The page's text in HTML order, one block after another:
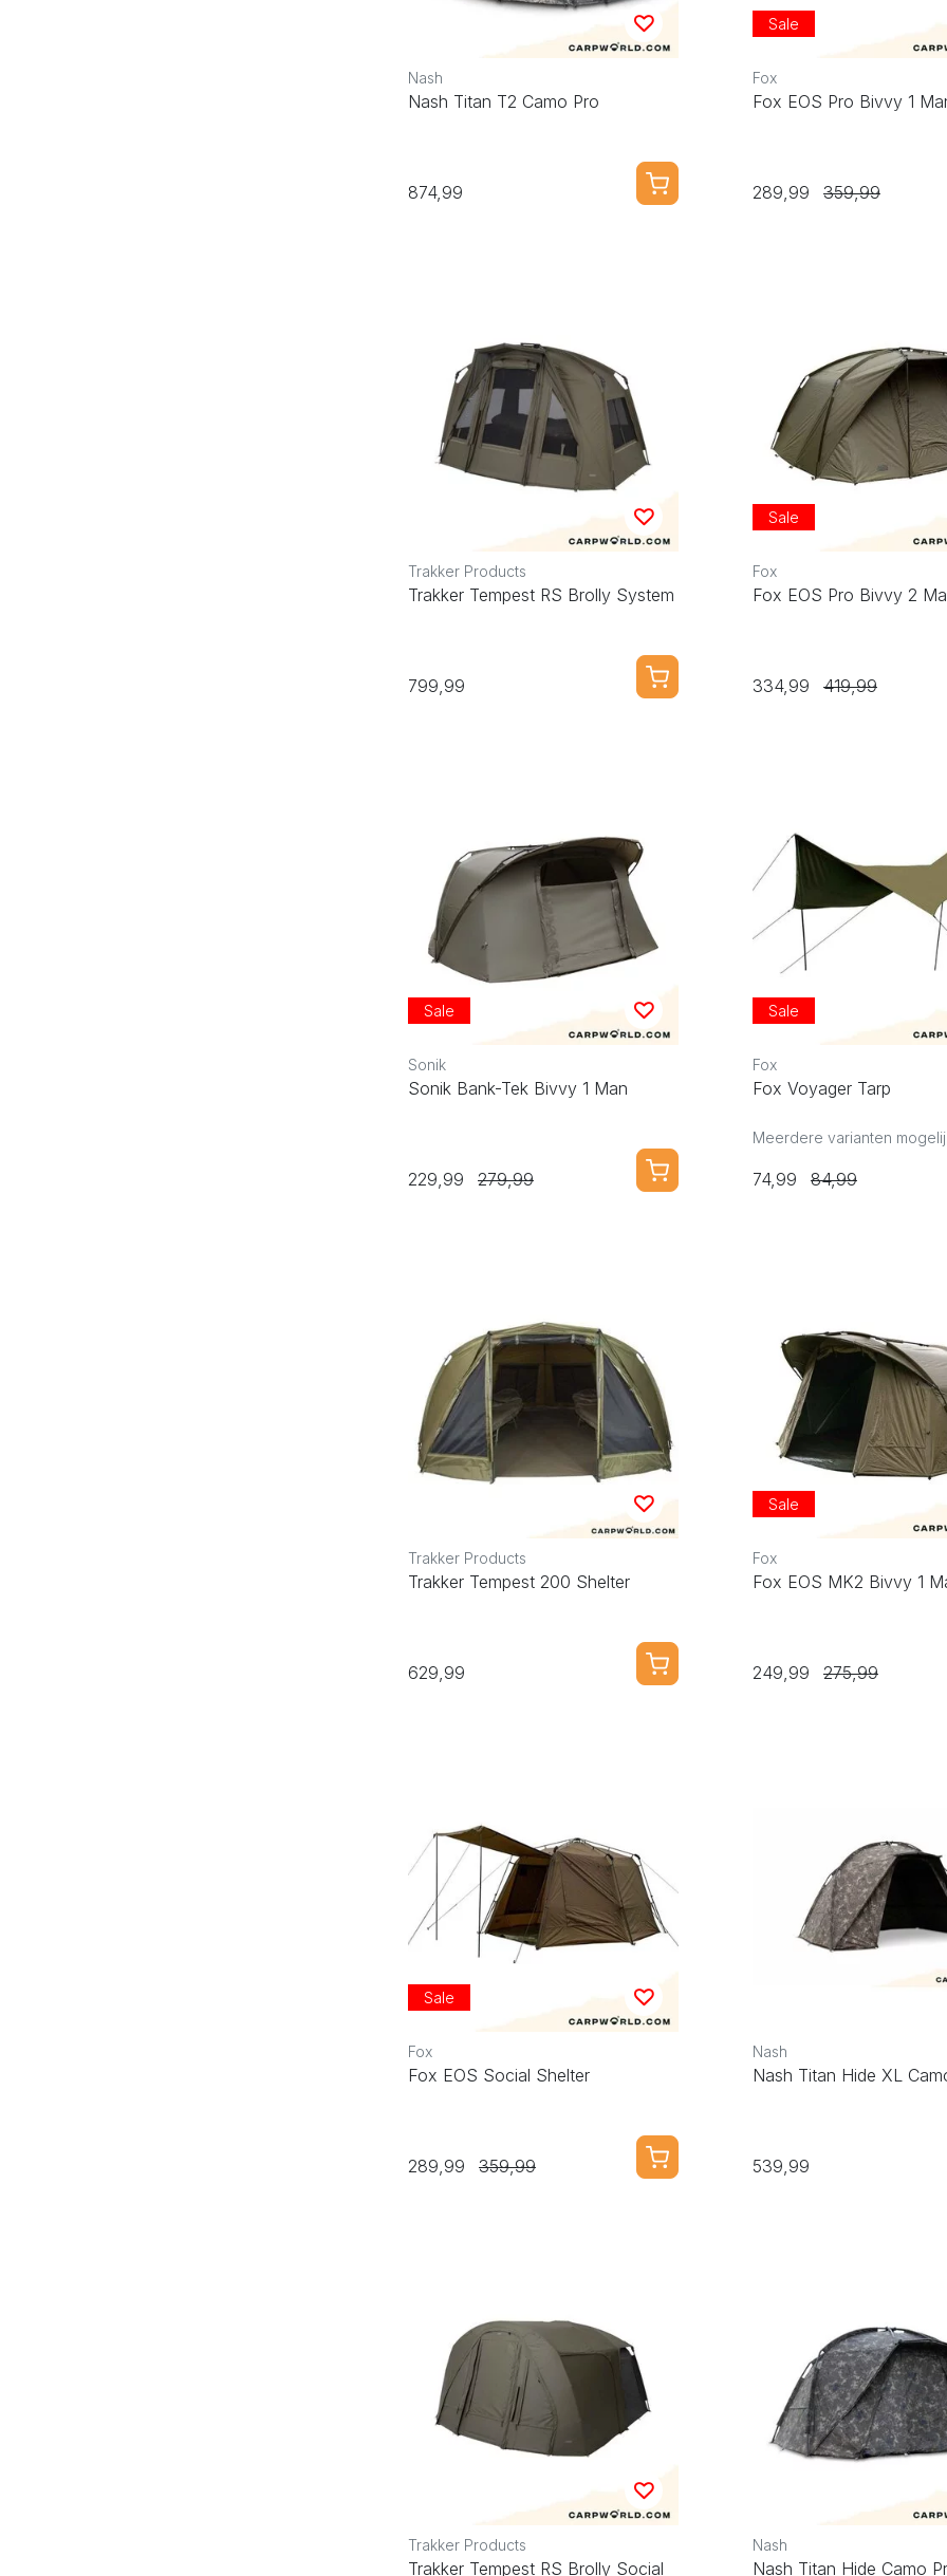
Nash
Nash Titan T2 Camo Pro
874,99
Sale
Fox
Fox EOS Pro Bivvy 1
289,99 359,99
Trakker Products
Trakker Tempest RS Brolly System
799,99
Sale
Fox
Fox EOS Pro Bivvy 2
334,99 419,99
Sale
Sonik
Sonik Bank-Tek Bivvy 1 Man
229,99 279,99
Sale
Fox
Fox Voyager Tarp
Meerdere varianten
74,99 84,99
Trakker Products
Trakker Tempest 200 Shelter
629,99
Sale
Fox
Fox EOS MK2 Bivvy 1
249,99 275,99
Sale
Fox
Fox EOS Social Shelter
289,99 359,99
Nash
Nash Titan Hide XL
539,99
Trakker Products
Trakker Tempest RS Brolly Social
Nash
Nash Titan Hide Camo